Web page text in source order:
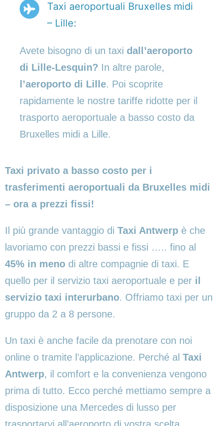
Taxi aeroportuali Bruxelles midi
– Lille:
Avete bisogno di un taxi dall’aeroporto
di Lille-Lesquin? In altre parole,
l’aeroporto di Lille. Poi scoprite
rapidamente le nostre tariffe ridotte per il
trasporto aeroportuale a basso costo da
Bruxelles midi a Lille.
Taxi privato a basso costo per i
trasferimenti aeroportuali da Bruxelles midi
– ora a prezzi fissi!
Il più grande vantaggio di Taxi Antwerp è che
lavoriamo con prezzi bassi e fissi ….. fino al
45% in meno di altre compagnie di taxi. E
quello per il servizio taxi aeroportuale e per il
servizio taxi interurbano. Offriamo taxi per un
gruppo da 2 a 8 persone.
Un taxi è anche facile da prenotare con noi
online o tramite l’applicazione. Perché al Taxi
Antwerp, il comfort e la convenienza vengono
prima di tutto. Ecco perché mettiamo sempre a
disposizione una Mercedes di lusso per